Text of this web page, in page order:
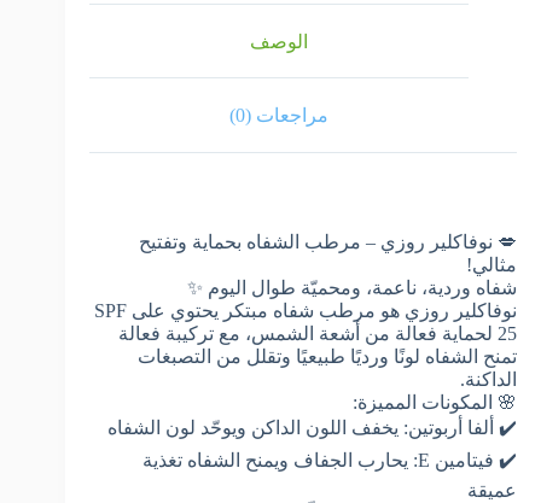
الوصف
مراجعات (0)
💋 نوفاكلير روزي – مرطب الشفاه بحماية وتفتيح
مثالي!
شفاه وردية، ناعمة، ومحميّة طوال اليوم ✨
نوفاكلير روزي هو مرطب شفاه مبتكر يحتوي على SPF
25 لحماية فعالة من أشعة الشمس، مع تركيبة فعالة
تمنح الشفاه لونًا ورديًا طبيعيًا وتقلل من التصبغات
الداكنة.
🌸 المكونات المميزة:
✔️ ألفا أربوتين: يخفف اللون الداكن ويوحّد لون الشفاه
✔️ فيتامين E: يحارب الجفاف ويمنح الشفاه تغذية
عميقة